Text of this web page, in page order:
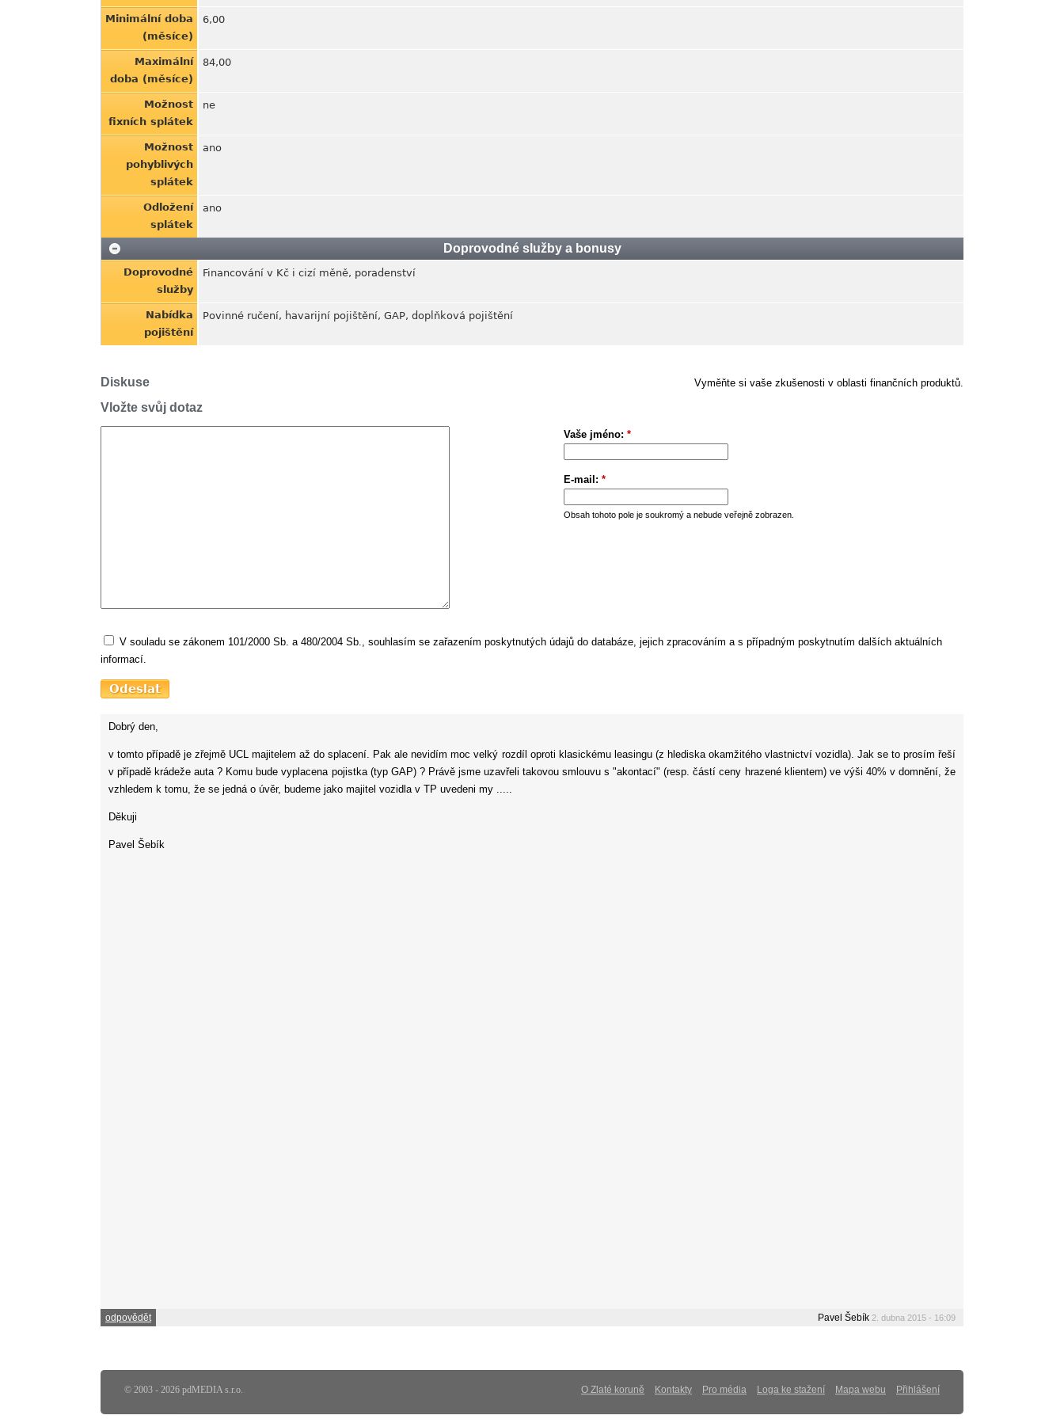
Minimální doba
(měsíce)
6,00
Maximální
doba (měsíce)
84,00
Možnost
fixních splátek
ne
Možnost
pohyblivých
splátek
ano
Odložení
splátek
ano
Doprovodné služby a bonusy
Doprovodné
služby
Financování v Kč i cizí měně, poradenství
Nabídka
pojištění
Povinné ručení, havarijní pojištění, GAP, doplňková pojištění
Vyměňte si vaše zkušenosti v oblasti finančních produktů.
Diskuse
Vložte svůj dotaz
Vaše jméno: *
E-mail: *
Obsah tohoto pole je soukromý a nebude veřejně zobrazen.
V souladu se zákonem 101/2000 Sb. a 480/2004 Sb., souhlasím se zařazením poskytnutých údajů do databáze, jejich zpracováním a s případným poskytnutím dalších aktuálních
informací.
Dobrý den,
v tomto případě je zřejmě UCL majitelem až do splacení. Pak ale nevidím moc velký rozdíl oproti klasickému leasingu (z hlediska okamžitého vlastnictví vozidla). Jak se to prosím řeší
v případě krádeže auta ? Komu bude vyplacena pojistka (typ GAP) ? Právě jsme uzavřeli takovou smlouvu s "akontací" (resp. částí ceny hrazené klientem) ve výši 40% v domnění, že
vzhledem k tomu, že se jedná o úvěr, budeme jako majitel vozidla v TP uvedeni my .....
Děkuji
Pavel Šebík
odpovědět Pavel Šebík 2. dubna 2015 - 16:09
© 2003 - 2026 pdMEDIA s.r.o. O Zlaté koruně Kontakty Pro média Loga ke stažení Mapa webu Přihlášení